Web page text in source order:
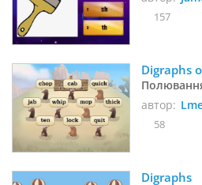
157
Digraphs
автор:
58
Digraphs